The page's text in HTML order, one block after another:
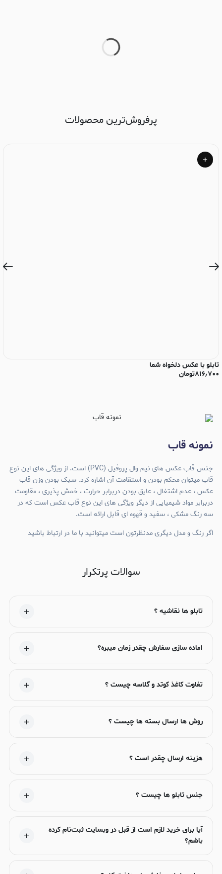
پرفروش‌ترین محصولات
تابلو با عکس دلخواه شما
۸۱۶٫۷۰۰تومان
نمونه قاب
جنس قاب عکس های نیم وال پروفیل (PVC) است. از ویژگی های این نوع
قاب میتوان محکم بودن و استقامت آن اشاره کرد. سبک بودن وزن قاب
عکس ، عدم اشتغال ، عایق بودن دربرابر حرارت ، خمش پذیری ، مقاومت
دربرابر مواد شیمیایی از دیگر ویژگی های این نوع قاب عکس است که در
سه رنگ مشکی ، سفید و قهوه ای قابل ارائه است.
اگر رنگ و مدل دیگری مدنظرتون است میتوانید با ما در ارتباط باشید
سوالات پرتکرار
تابلو ها نقاشیه ؟
اماده سازی سفارش چقدر زمان میبره؟
تفاوت کاغذ کوتد و گلاسه چیست ؟
روش ها ارسال بسته ها چیست ؟
هزینه ارسال چقدر است ؟
جنس تابلو ها چیست ؟
آیا برای خرید لازم است از قبل در وبسایت ثبت‌نام کرده
باشم؟